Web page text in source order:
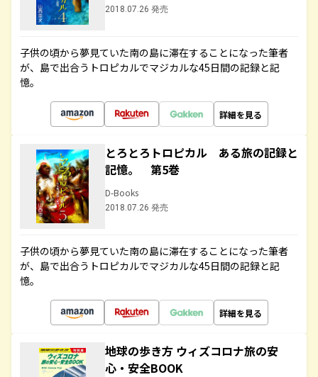
2018.07.26 発売
子供の頃から夢見ていた南の島に滞在することになった筆者
が、島で出合うトロピカルでマジカルな45日間の記録と記
憶。
詳細を見る
とろとろトロピカル ある旅の記録と
記憶。 第5巻
D-Books
2018.07.26 発売
子供の頃から夢見ていた南の島に滞在することになった筆者
が、島で出合うトロピカルでマジカルな45日間の記録と記
憶。
詳細を見る
地球の歩き方 ウィズコロナ旅の安
心・安全BOOK